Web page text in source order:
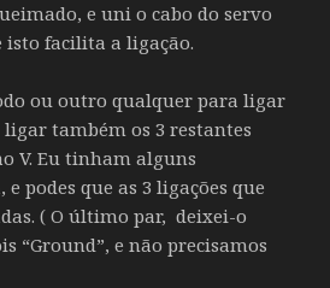
e uni o cabo do servo
isto facilita a ligação.
ou outro qualquer para ligar
ligar também os 3 restantes
V. Eu tinham alguns
e podes que as 3 ligações que
( O último par, deixei-o
“Ground”, e não precisamos